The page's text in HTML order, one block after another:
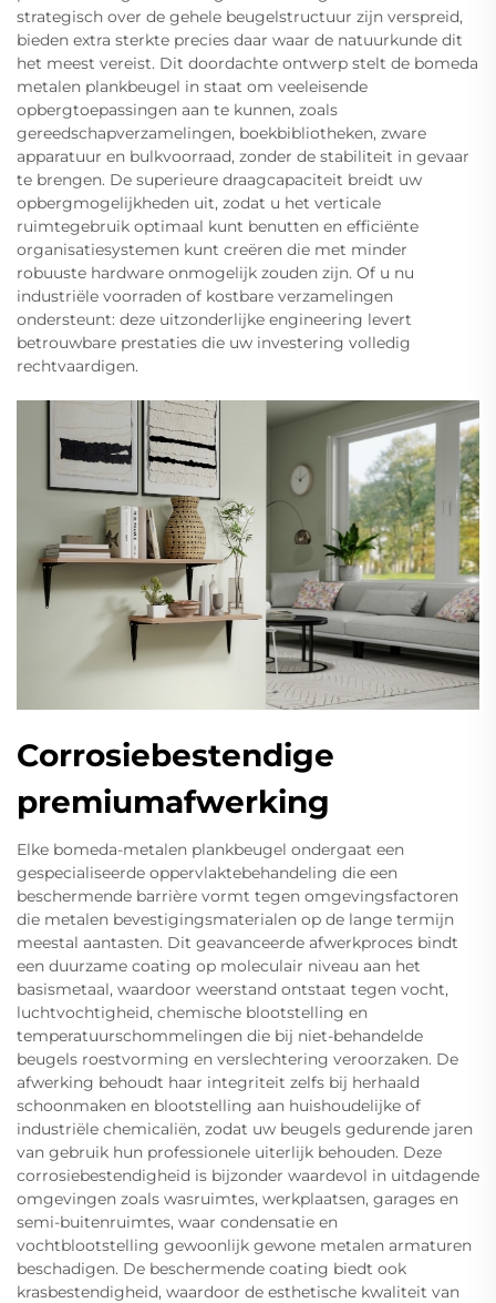
strategisch over de gehele beugelstructuur zijn verspreid,
bieden extra sterkte precies daar waar de natuurkunde dit
het meest vereist. Dit doordachte ontwerp stelt de bomeda
metalen plankbeugel in staat om veeleisende
opbergtoepassingen aan te kunnen, zoals
gereedschapverzamelingen, boekbibliotheken, zware
apparatuur en bulkvoorraad, zonder de stabiliteit in gevaar
te brengen. De superieure draagcapaciteit breidt uw
opbergmogelijkheden uit, zodat u het verticale
ruimtegebruik optimaal kunt benutten en efficiënte
organisatiesystemen kunt creëren die met minder
robuuste hardware onmogelijk zouden zijn. Of u nu
industriële voorraden of kostbare verzamelingen
ondersteunt: deze uitzonderlijke engineering levert
betrouwbare prestaties die uw investering volledig
rechtvaardigen.
Corrosiebestendige
premiumafwerking
Elke bomeda-metalen plankbeugel ondergaat een
gespecialiseerde oppervlaktebehandeling die een
beschermende barrière vormt tegen omgevingsfactoren
die metalen bevestigingsmaterialen op de lange termijn
meestal aantasten. Dit geavanceerde afwerkproces bindt
een duurzame coating op moleculair niveau aan het
basismetaal, waardoor weerstand ontstaat tegen vocht,
luchtvochtigheid, chemische blootstelling en
temperatuurschommelingen die bij niet-behandelde
beugels roestvorming en verslechtering veroorzaken. De
afwerking behoudt haar integriteit zelfs bij herhaald
schoonmaken en blootstelling aan huishoudelijke of
industriële chemicaliën, zodat uw beugels gedurende jaren
van gebruik hun professionele uiterlijk behouden. Deze
corrosiebestendigheid is bijzonder waardevol in uitdagende
omgevingen zoals wasruimtes, werkplaatsen, garages en
semi-buitenruimtes, waar condensatie en
vochtblootstelling gewoonlijk gewone metalen armaturen
beschadigen. De beschermende coating biedt ook
krasbestendigheid, waardoor de esthetische kwaliteit van